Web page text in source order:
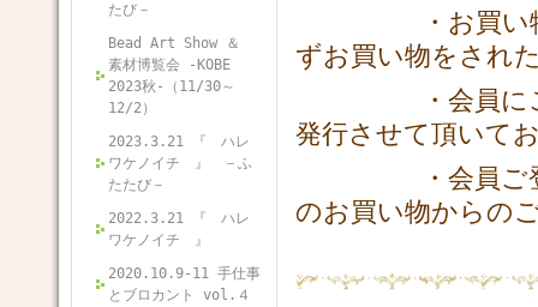
たび－
Bead Art Show ＆
素材博覧会 -KOBE
2023秋-（11/30～
12/2）
2023.3.21 『 ハレ
ワケノイチ 』 －ふ
たたび－
2022.3.21 『 ハレ
ワケノイチ 』
2020.10.9-11 手仕事
とブロカント vol.４
・お買い物時
ずお買い物をされ
・会員にご登
発行させて頂いて
・会員ご登録
のお買い物からの